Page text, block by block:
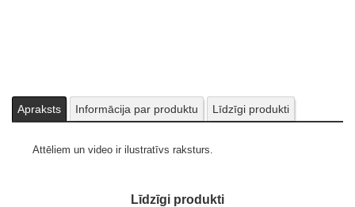
Apraksts Informācija par produktu Līdzīgi produkti
Attēliem un video ir ilustratīvs raksturs.
Līdzīgi produkti